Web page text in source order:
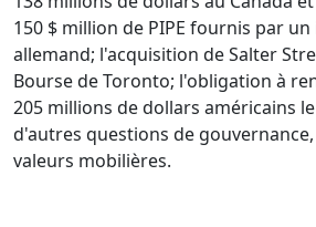
150 $ million de PIPE fournis par
allemand; l'acquisition de Salter
Bourse de Toronto; l'obligation à
205 millions de dollars américains
d'autres questions de
valeurs mobilières.